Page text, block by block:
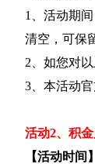
1、活动期
清空，可保
2、如您对
3、本活动
活动2、积
【活动时间